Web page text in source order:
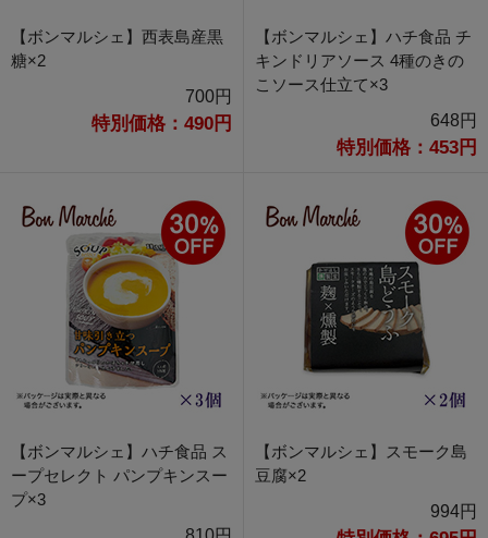
【ボンマルシェ】西表島産黒
糖×2
700円
特別価格：490円
【ボンマルシェ】ハチ食品 チ
キンドリアソース 4種のきの
こソース仕立て×3
648円
特別価格：453円
【ボンマルシェ】ハチ食品 ス
ープセレクト パンプキンスー
プ×3
【ボンマルシェ】スモーク島
豆腐×2
994円